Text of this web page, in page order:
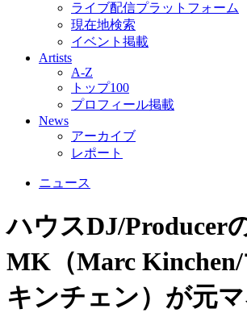
ライブ配信プラットフォーム
現在地検索
イベント掲載
Artists
A-Z
トップ100
プロフィール掲載
News
アーカイブ
レポート
ニュース
ハウスDJ/Producer
MK（Marc Kinchen/
キンチェン）が元